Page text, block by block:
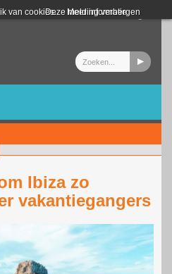
van cookies. Meer informatie
Deze melding verbergen
Login
Ibiza zo
vakantiegangers